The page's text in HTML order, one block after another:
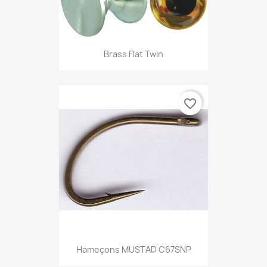
Brass Flat Twin
Hameçons MUSTAD C67SNP
favorite_border